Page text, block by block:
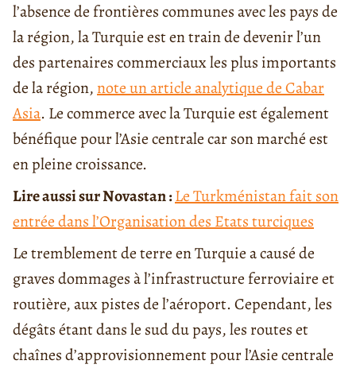
l’absence de frontières communes avec les pays de
la région, la Turquie est en train de devenir l’un
des partenaires commerciaux les plus importants
de la région,note un article analytique de Cabar
Asia. Le commerce avec la Turquie est également
bénéfique pour l’Asie centrale car son marché est
en pleine croissance.
Lire aussi sur Novastan :Le Turkménistan fait son
entrée dans l’Organisation des Etats turciques
Le tremblement de terre en Turquie a causé de
graves dommages à l’infrastructure ferroviaire et
routière, aux pistes de l’aéroport. Cependant, les
dégâts étant dans le sud du pays, les routes et
chaînes d’approvisionnement pour l’Asie centrale